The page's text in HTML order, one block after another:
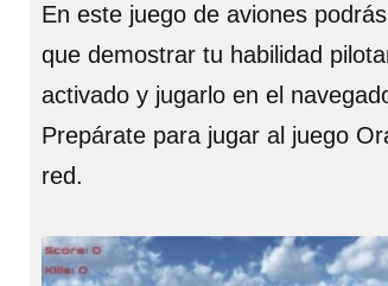
En este juego de aviones
que demostrar tu habilidad
activado y jugarlo en el
Prepárate para jugar al juego
red.